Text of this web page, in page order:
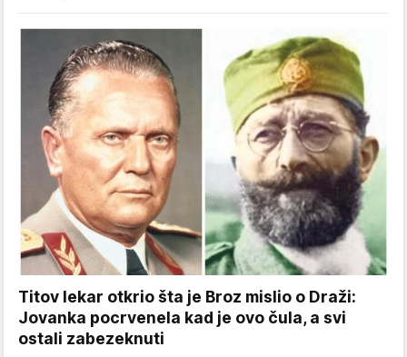
Titov lekar otkrio šta je Broz mislio o Draži:
Jovanka pocrvenela kad je ovo čula, a svi
ostali zabezeknuti